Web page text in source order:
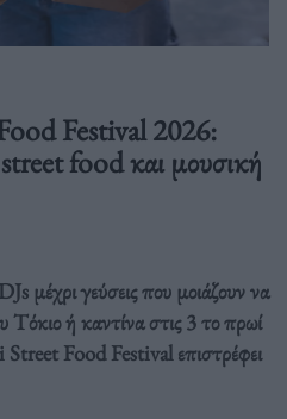
Festival 2026:
food και μουσική
γεύσεις που μοιάζουν να
ή καντίνα στις 3 το πρωί
Food Festival επιστρέφει